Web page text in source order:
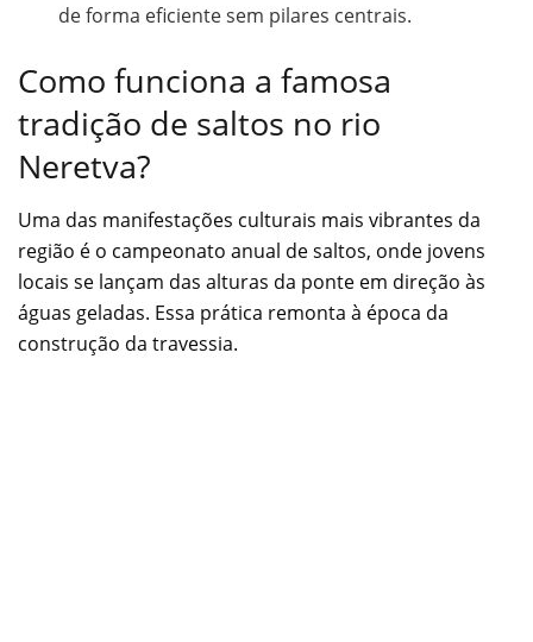
de forma eficiente sem pilares centrais.
Como funciona a famosa
tradição de saltos no rio
Neretva?
Uma das manifestações culturais mais vibrantes da
região é o campeonato anual de saltos, onde jovens
locais se lançam das alturas da ponte em direção às
águas geladas. Essa prática remonta à época da
construção da travessia.